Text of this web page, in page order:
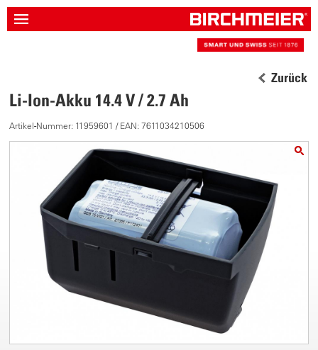
Zurück
Li-Ion-Akku 14.4 V / 2.7 Ah
Artikel-Nummer: 11959601 / EAN: 7611034210506